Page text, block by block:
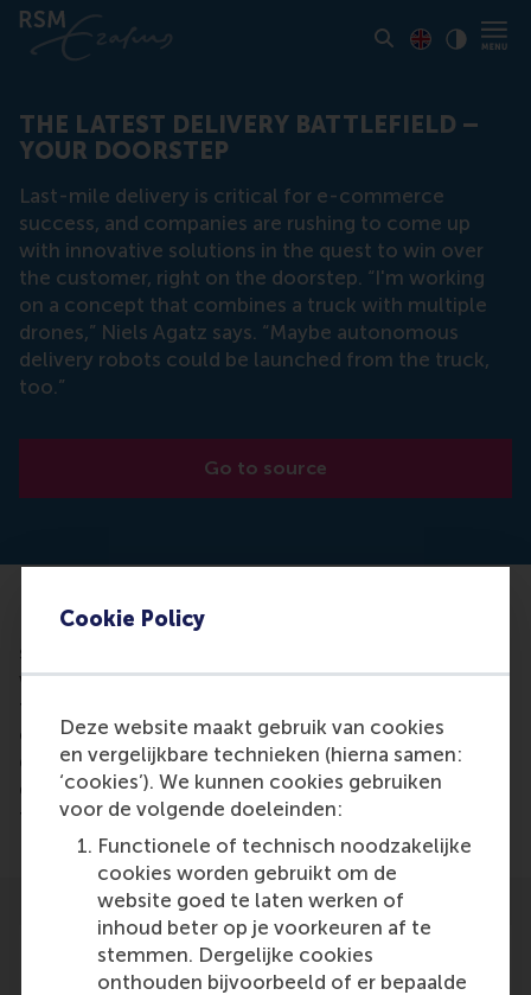
Cookie Policy
Deze website maakt gebruik van cookies
en vergelijkbare technieken (hierna samen:
‘cookies’). We kunnen cookies gebruiken
voor de volgende doeleinden:
Functionele of technisch noodzakelijke
cookies worden gebruikt om de
website goed te laten werken of
inhoud beter op je voorkeuren af te
stemmen. Dergelijke cookies
onthouden bijvoorbeeld of er bepaalde
THE LATEST DELIVERY BATTLEFIELD –
YOUR DOORSTEP
Last-mile delivery is critical for e-commerce
success, and companies are rushing to come up
with innovative solutions in the quest to win over
the customer, right on the doorstep. “I'm working
on a concept that combines a truck with multiple
drones,” Niels Agatz says. “Maybe autonomous
delivery robots could be launched from the truck,
too.”
Go to source
Last-mile delivery is critical for e-commerce
success, and companies are rushing to come up
with innovative solutions in the quest to win over
the customer, right on the doorstep. “I'm working
on a concept that combines a truck with multiple
drones,” Niels Agatz says. “Maybe autonomous
delivery robots could be launched from the truck,
too.”